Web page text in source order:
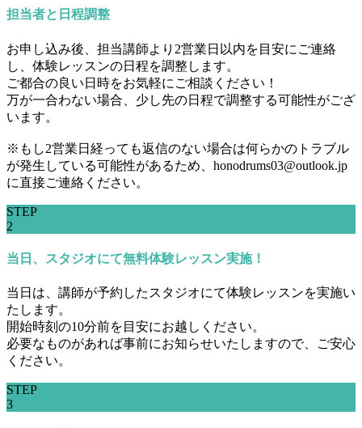
担当者と日程調整
お申し込み後、担当講師より2営業日以内を目安にご連絡
し、体験レッスンの日程を調整します。
ご都合の良い日時をお気軽にご相談ください！
万が一合わない場合、少し先の日程で調整する可能性がござ
います。
※もし2営業日経っても返信のない場合は何らかのトラブル
が発生している可能性があるため、honodrums03@outlook.jp
に直接ご連絡ください。
STEP
2
当日、スタジオにて無料体験レッスン実施！
当日は、講師が予約したスタジオにて体験レッスンを実施い
たします。
開始時刻の10分前を目安にお越しください。
必要なものがあれば事前にお知らせいたしますので、ご安心
ください。
STEP
3